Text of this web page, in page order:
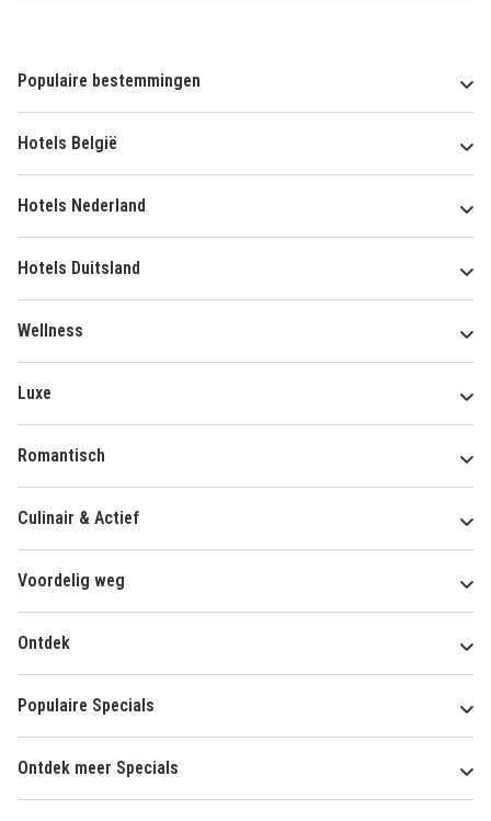
Populaire bestemmingen
Hotels België
Hotels Nederland
Hotels Duitsland
Wellness
Luxe
Romantisch
Culinair & Actief
Voordelig weg
Ontdek
Populaire Specials
Ontdek meer Specials